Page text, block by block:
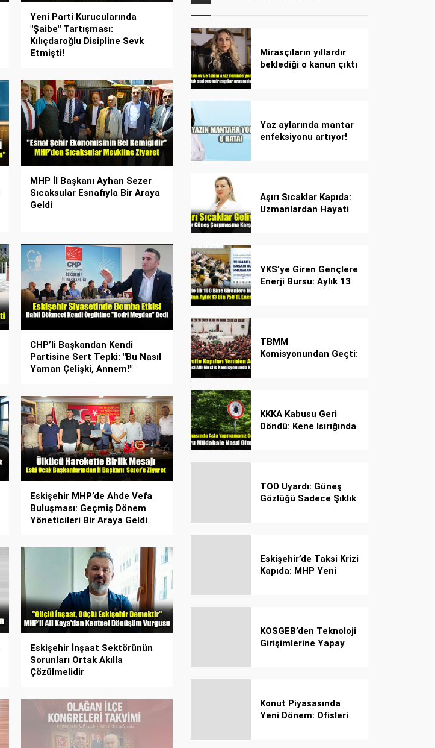
Yeni Parti Kurucularında
"Şaibe" Tartışması:
Kılıçdaroğlu Disipline Sevk
Etmişti!
MHP İl Başkanı Ayhan Sezer
Sıcaksular Esnafıyla Bir Araya
Geldi
CHP’li Başkandan Kendi
Partisine Sert Tepki: "Bu Nasıl
Yaman Çelişki, Annem!"
Eskişehir MHP’de Ahde Vefa
Buluşması: Geçmiş Dönem
Yöneticileri Bir Araya Geldi
Eskişehir İnşaat Sektörünün
Sorunları Ortak Akılla
Çözülmelidir
Mirasçıların yıllardır
beklediği o kanun çıktı
Yaz aylarında mantar
enfeksiyonu artıyor!
Aşırı Sıcaklar Kapıda:
Uzmanlardan Hayati
YKS’ye Giren Gençlere
Enerji Bursu: Aylık 13
TBMM
Komisyonundan Geçti:
KKKA Kabusu Geri
Döndü: Kene Isırığında
TOD Uyardı: Güneş
Gözlüğü Sadece Şıklık
Eskişehir’de Taksi Krizi
Kapıda: MHP Yeni
KOSGEB’den Teknoloji
Girişimlerine Yapay
Konut Piyasasında
Yeni Dönem: Ofisleri